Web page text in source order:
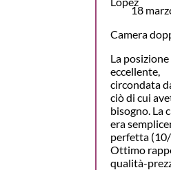
18
Camera
La posizione
eccellente,
circondata
ciò di cui
bisogno. La
era
perfetta (10/
Ottimo
qualità-